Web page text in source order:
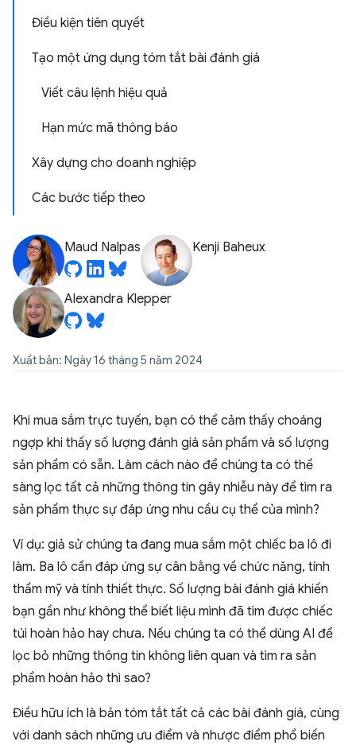
Điều kiện tiên quyết
Tạo một ứng dụng tóm tắt bài đánh giá
Viết câu lệnh hiệu quả
Hạn mức mã thông báo
Xây dựng cho doanh nghiệp
Các bước tiếp theo
Maud Nalpas Kenji Baheux
Alexandra Klepper
Xuất bản: Ngày 16 tháng 5 năm 2024
Khi mua sắm trực tuyến, bạn có thể cảm thấy choáng
ngợp khi thấy số lượng đánh giá sản phẩm và số lượng
sản phẩm có sẵn. Làm cách nào để chúng ta có thể
sàng lọc tất cả những thông tin gây nhiễu này để tìm ra
sản phẩm thực sự đáp ứng nhu cầu cụ thể của mình?
Ví dụ: giả sử chúng ta đang mua sắm một chiếc ba lô đi
làm. Ba lô cần đáp ứng sự cân bằng về chức năng, tính
thẩm mỹ và tính thiết thực. Số lượng bài đánh giá khiến
bạn gần như không thể biết liệu mình đã tìm được chiếc
túi hoàn hảo hay chưa. Nếu chúng ta có thể dùng AI để
lọc bỏ những thông tin không liên quan và tìm ra sản
phẩm hoàn hảo thì sao?
Điều hữu ích là bản tóm tắt tất cả các bài đánh giá, cùng
với danh sách những ưu điểm và nhược điểm phổ biến